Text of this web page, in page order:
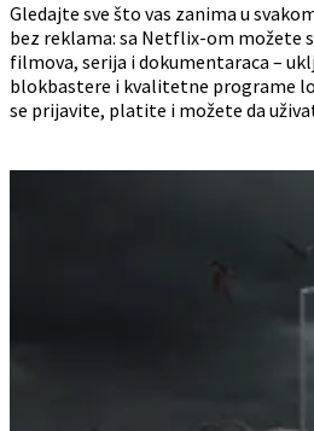
Gledajte sve što vas zanima u
bez reklama: sa Netflix-om
filmova, serija i dokumentaraca –
blokbastere i kvalitetne programe
se prijavite, platite i možete da